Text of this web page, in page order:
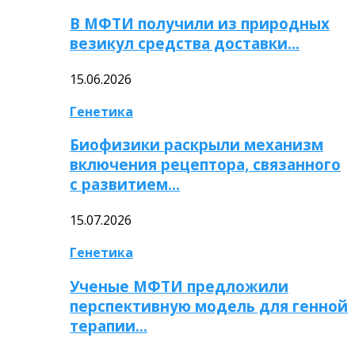
В МФТИ получили из природных
везикул средства доставки…
15.06.2026
Генетика
Биофизики раскрыли механизм
включения рецептора, связанного
с развитием…
15.07.2026
Генетика
Ученые МФТИ предложили
перспективную модель для генной
терапии…